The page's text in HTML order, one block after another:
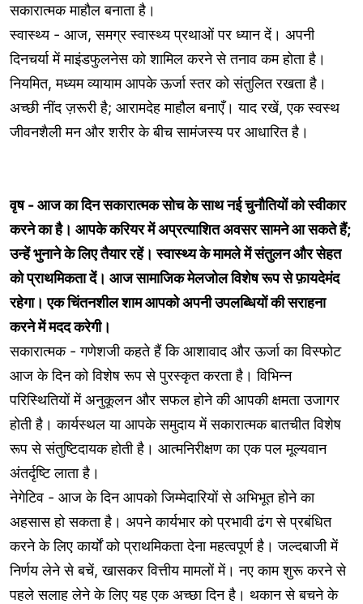
सकारात्मक माहौल बनाता है।
स्वास्थ्य - आज, समग्र स्वास्थ्य प्रथाओं पर ध्यान दें। अपनी
दिनचर्या में माइंडफुलनेस को शामिल करने से तनाव कम होता है।
नियमित, मध्यम व्यायाम आपके ऊर्जा स्तर को संतुलित रखता है।
अच्छी नींद ज़रूरी है; आरामदेह माहौल बनाएँ। याद रखें, एक स्वस्थ
जीवनशैली मन और शरीर के बीच सामंजस्य पर आधारित है।
वृष - आज का दिन सकारात्मक सोच के साथ नई चुनौतियों को स्वीकार
करने का है। आपके करियर में अप्रत्याशित अवसर सामने आ सकते हैं;
उन्हें भुनाने के लिए तैयार रहें। स्वास्थ्य के मामले में संतुलन और सेहत
को प्राथमिकता दें। आज सामाजिक मेलजोल विशेष रूप से फ़ायदेमंद
रहेगा। एक चिंतनशील शाम आपको अपनी उपलब्धियों की सराहना
करने में मदद करेगी।
सकारात्मक - गणेशजी कहते हैं कि आशावाद और ऊर्जा का विस्फोट
आज के दिन को विशेष रूप से पुरस्कृत करता है। विभिन्न
परिस्थितियों में अनुकूलन और सफल होने की आपकी क्षमता उजागर
होती है। कार्यस्थल या आपके समुदाय में सकारात्मक बातचीत विशेष
रूप से संतुष्टिदायक होती है। आत्मनिरीक्षण का एक पल मूल्यवान
अंतर्दृष्टि लाता है।
नेगेटिव - आज के दिन आपको जिम्मेदारियों से अभिभूत होने का
अहसास हो सकता है। अपने कार्यभार को प्रभावी ढंग से प्रबंधित
करने के लिए कार्यों को प्राथमिकता देना महत्वपूर्ण है। जल्दबाजी में
निर्णय लेने से बचें, खासकर वित्तीय मामलों में। नए काम शुरू करने से
पहले सलाह लेने के लिए यह एक अच्छा दिन है। थकान से बचने के